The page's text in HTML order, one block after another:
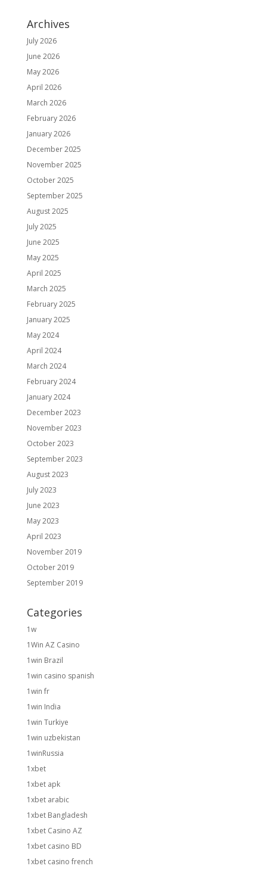
Archives
July 2026
June 2026
May 2026
April 2026
March 2026
February 2026
January 2026
December 2025
November 2025
October 2025
September 2025
August 2025
July 2025
June 2025
May 2025
April 2025
March 2025
February 2025
January 2025
May 2024
April 2024
March 2024
February 2024
January 2024
December 2023
November 2023
October 2023
September 2023
August 2023
July 2023
June 2023
May 2023
April 2023
November 2019
October 2019
September 2019
Categories
1w
1Win AZ Casino
1win Brazil
1win casino spanish
1win fr
1win India
1win Turkiye
1win uzbekistan
1winRussia
1xbet
1xbet apk
1xbet arabic
1xbet Bangladesh
1xbet Casino AZ
1xbet casino BD
1xbet casino french